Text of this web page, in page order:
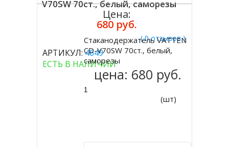
V70SW 70ст., белый, саморезы
( 0 отзывов )
АРТИКУЛ:4649
ЕСТЬ В НАЛИЧИИ
Цена:
680 руб.
Стаканодержатель VATTEN
CD-V70SW 70ст., белый,
саморезы
цена: 680 руб.
(шт)